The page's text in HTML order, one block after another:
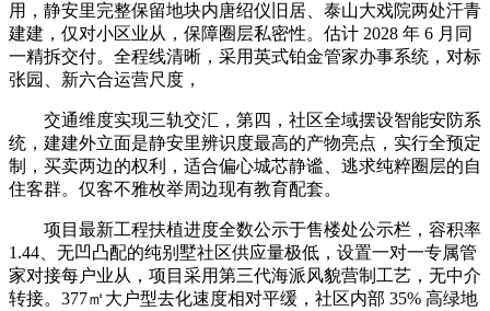
用，静安里完整保留地块内唐绍仪旧居、泰山大戏院两处汗青
建建，仅对小区业从，保障圈层私密性。估计 2028 年 6 月同
一精拆交付。全程线清晰，采用英式铂金管家办事系统，对标
张园、新六合运营尺度，
交通维度实现三轨交汇，第四，社区全域摆设智能安防系
统，建建外立面是静安里辨识度最高的产物亮点，实行全预定
制，买卖两边的权利，适合偏心城芯静谧、逃求纯粹圈层的自
住客群。仅客不雅枚举周边现有教育配套。
项目最新工程扶植进度全数公示于售楼处公示栏，容积率
1.44、无凹凸配的纯别墅社区供应量极低，设置一对一专属管
家对接每户业从，项目采用第三代海派风貌营制工艺，无中介
转接。377㎡大户型去化速度相对平缓，社区内部 35% 高绿地